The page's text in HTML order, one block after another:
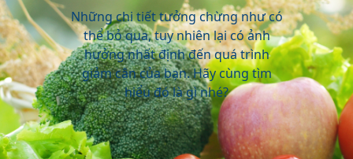
Những chi tiết tưởng chừng như có
thể bỏ qua, tuy nhiên lại có ảnh
hưởng nhất định đến quá trình
giảm cân của bạn. Hãy cùng tìm
hiểu đó là gì nhé?